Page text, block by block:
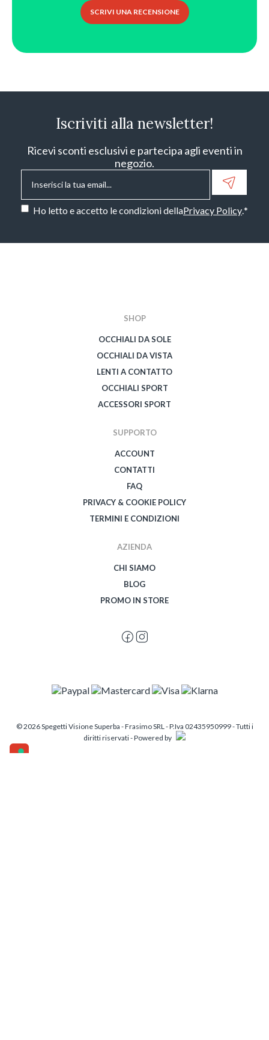
SCRIVI UNA RECENSIONE
Iscriviti alla newsletter!
Ricevi sconti esclusivi e partecipa agli eventi in
negozio.
Email*
Consenso*
Ho letto e accetto le condizioni dellaPrivacy Policy.*
SHOP
OCCHIALI DA SOLE
OCCHIALI DA VISTA
LENTI A CONTATTO
OCCHIALI SPORT
ACCESSORI SPORT
SUPPORTO
ACCOUNT
CONTATTI
FAQ
PRIVACY & COOKIE POLICY
TERMINI E CONDIZIONI
AZIENDA
CHI SIAMO
BLOG
PROMO IN STORE
© 2026 Spegetti Visione Superba - Frasimo SRL - P.Iva 02435950999 - Tutti i
diritti riservati - Powered by